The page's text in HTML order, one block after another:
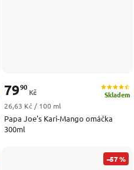
Papa Joe's Kari-Mango omáčka
300ml
Skladem
7990
Kč
Měrná cena:
26,63 Kč / 100 ml
–57 %